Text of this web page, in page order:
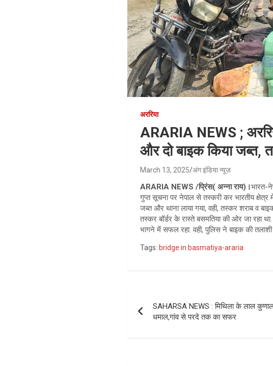
अररिया
ARARIA NEWS ;
और दो बाइक किया जब्त,
March 13, 2025 अंग इंडिया न्यूज़
ARARIA NEWS /प्रिंस( अन्ना राय)।भारत-
गुप्त सूचना पर नेपाल से तस्करी कर भारतीय
जब्त और थाना लाया गया, वही, तस्कर शराब व
तस्कर बॉर्डर के रास्ते बसमतिया की ओर जा रहा
भागने में सफल रहा. वही, पुलिस ने बाइक की तलाशी
Tags: bridge in basmatiya-araria
navigation
SAHARSA NEWS : मिथिला के लाल
धमाल,गांव से परदे तक का सफर